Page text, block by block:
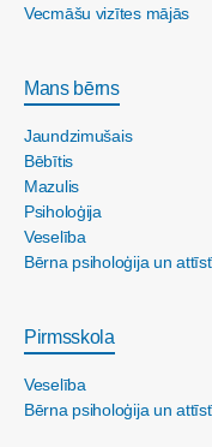
Vecmāšu vizītes mājās
Mans bērns
Jaundzimušais
Bēbītis
Mazulis
Psiholoģija
Veselība
Bērna psiholoģija un
Pirmsskola
Veselība
Bērna psiholoģija un